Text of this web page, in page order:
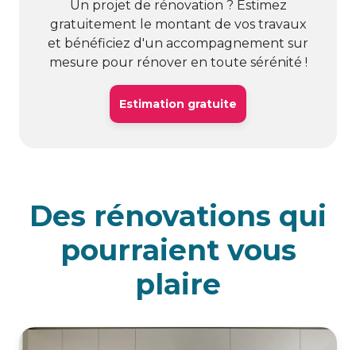
Un projet de rénovation ? Estimez
gratuitement le montant de vos travaux
et bénéficiez d'un accompagnement sur
mesure pour rénover en toute sérénité !
Estimation gratuite
Des rénovations qui
pourraient vous
plaire